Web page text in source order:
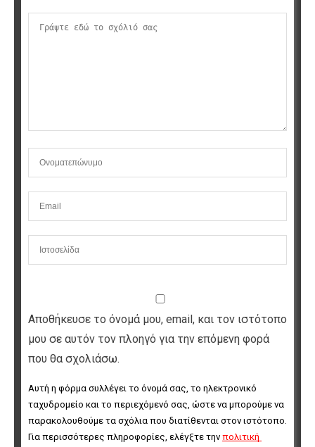
Αποθήκευσε το όνομά μου, email, και τον ιστότοπο
μου σε αυτόν τον πλοηγό για την επόμενη φορά
που θα σχολιάσω.
Αυτή η φόρμα συλλέγει το όνομά σας, το ηλεκτρονικό
ταχυδρομείο και το περιεχόμενό σας, ώστε να μπορούμε να
παρακολουθούμε τα σχόλια που διατίθενται στον ιστότοπο.
Για περισσότερες πληροφορίες, ελέγξτε την πολιτική